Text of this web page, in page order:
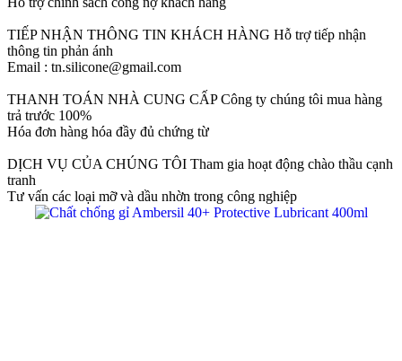
TIẾP NHẬN THÔNG TIN KHÁCH HÀNG Hỗ trợ tiếp nhận
thông tin phản ánh
Email : tn.silicone@gmail.com
THANH TOÁN NHÀ CUNG CẤP Công ty chúng tôi mua hàng
trả trước 100%
Hóa đơn hàng hóa đầy đủ chứng từ
DỊCH VỤ CỦA CHÚNG TÔI Tham gia hoạt động chào thầu cạnh
tranh
Tư vấn các loại mỡ và dầu nhờn trong công nghiệp